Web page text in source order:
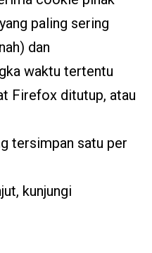
paling sering
dan
waktu tertentu
Firefox ditutup, atau
tersimpan satu per
kunjungi